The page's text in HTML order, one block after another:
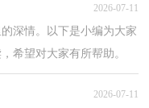
2026-07-11
深情。以下是小编为大家
希望对大家有所帮助。
思乱想，然后眼...
2026-07-11